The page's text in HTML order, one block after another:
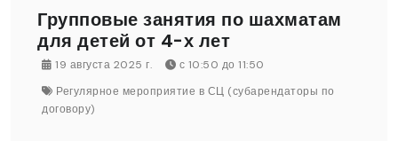
Групповые занятия по шахматам
для детей от 4-х лет
19 августа 2025 г.
с 10:50 до 11:50
Регулярное мероприятие в СЦ (субарендаторы по
договору)